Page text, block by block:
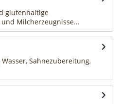
glutenhaltige
Milcherzeugnisse...
Sahnezubereitung,